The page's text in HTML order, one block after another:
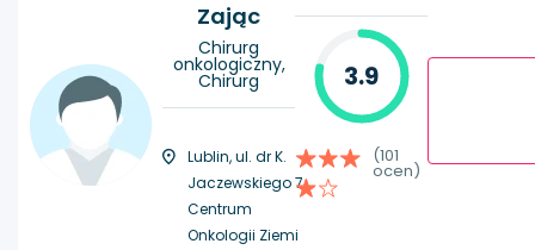
Zając
Chirurg
onkologiczny,
Chirurg
Lublin, ul. dr K.
Jaczewskiego 7,
Centrum
Onkologii Ziemi
3.9
(101
ocen)